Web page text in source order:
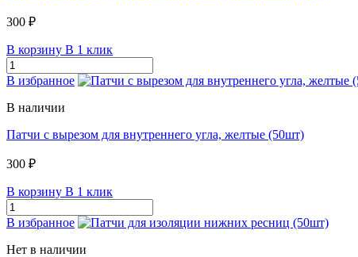
300 ₽
В корзину В 1 клик
В избранное
В наличии
Патчи с вырезом для внутреннего угла, желтые (50шт)
300 ₽
В корзину В 1 клик
В избранное
Нет в наличии